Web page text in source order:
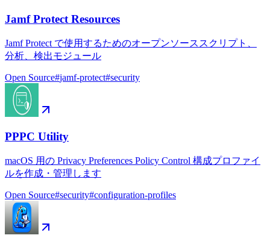
Jamf Protect Resources
Jamf Protect で使用するためのオープンソーススクリプト、
分析、検出モジュール
Open Source#jamf-protect#security
PPPC Utility
macOS 用の Privacy Preferences Policy Control 構成プロファイ
ルを作成・管理します
Open Source#security#configuration-profiles